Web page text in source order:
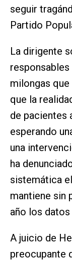
seguir
Partido
La dirigente
milongas
que la
de pacientes
esperando
una
ha
sistemática
mantiene sin
año los
A juicio de
preocupante